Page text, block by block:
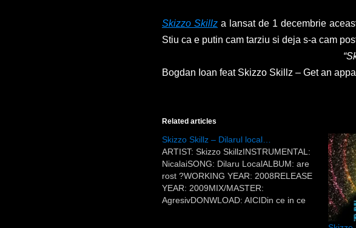
Skizzo Skillz a lansat de 1 decembrie
Stiu ca e putin cam tarziu si deja s-a cam
Bogdan Ioan feat Skizzo Skillz – Get an
Related articles
Skizzo Skillz – Dilarul local…
ARTIST: Skizzo SkillzINSTRUMENTAL:
NicalaiSONG: Dilaru LocalALBUM: are
rost ?WORKING YEAR: 2008RELEASE
YEAR: 2009MIX/MASTER:
AgresivDONWLOAD: AICIDin ce in ce